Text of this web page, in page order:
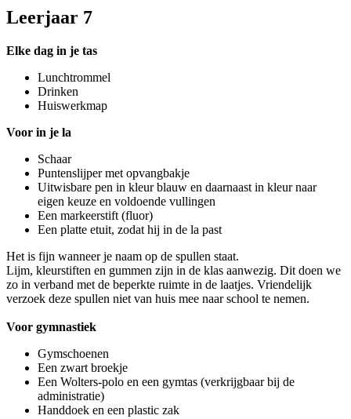
Leerjaar 7
Elke dag in je tas
Lunchtrommel
Drinken
Huiswerkmap
Voor in je la
Schaar
Puntenslijper met opvangbakje
Uitwisbare pen in kleur blauw en daarnaast in kleur naar
eigen keuze en voldoende vullingen
Een markeerstift (fluor)
Een platte etuit, zodat hij in de la past
Het is fijn wanneer je naam op de spullen staat.
Lijm, kleurstiften en gummen zijn in de klas aanwezig. Dit doen we
zo in verband met de beperkte ruimte in de laatjes. Vriendelijk
verzoek deze spullen niet van huis mee naar school te nemen.
Voor gymnastiek
Gymschoenen
Een zwart broekje
Een Wolters-polo en een gymtas (verkrijgbaar bij de
administratie)
Handdoek en een plastic zak